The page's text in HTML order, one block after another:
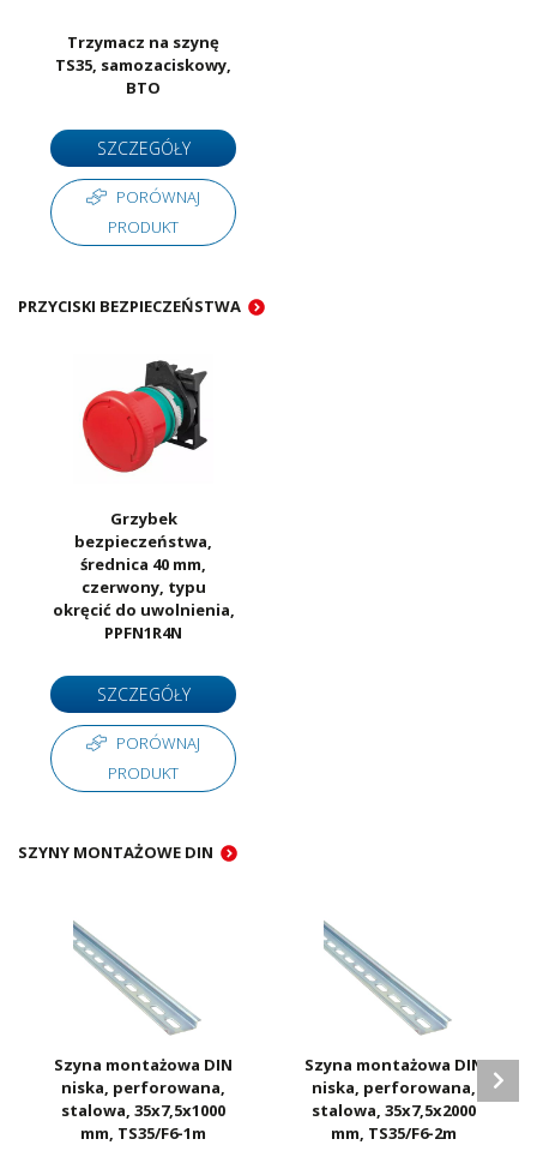
Trzymacz na szynę
TS35, samozaciskowy,
BTO
SZCZEGÓŁY
PORÓWNAJ
PRODUKT
PRZYCISKI BEZPIECZEŃSTWA
Grzybek
bezpieczeństwa,
średnica 40 mm,
czerwony, typu
okręcić do uwolnienia,
PPFN1R4N
SZCZEGÓŁY
PORÓWNAJ
PRODUKT
SZYNY MONTAŻOWE DIN
Szyna montażowa DIN
niska, perforowana,
stalowa, 35x7,5x1000
mm, TS35/F6-1m
Szyna montażowa DIN
niska, perforowana,
stalowa, 35x7,5x2000
mm, TS35/F6-2m